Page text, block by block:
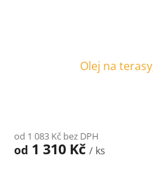
Olej na
od 1 083 Kč bez DPH
od 1 310 Kč / ks